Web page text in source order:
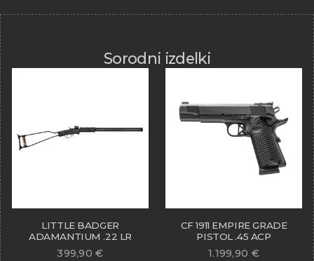
Sorodni izdelki
LITTLE BADGER
ADAMANTIUM .22 LR
399,90€
CF 1911 EMPIRE GRADE
PISTOL .45 ACP
1.199,90 €